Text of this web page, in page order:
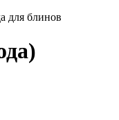
для блинов